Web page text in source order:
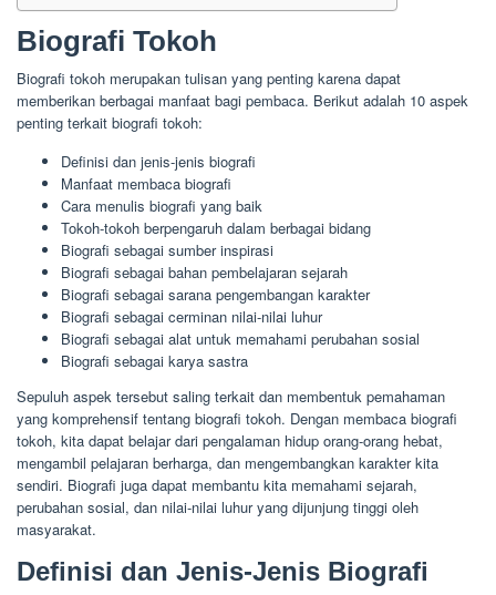
Biografi Tokoh
Biografi tokoh merupakan tulisan yang penting karena dapat
memberikan berbagai manfaat bagi pembaca. Berikut adalah 10 aspek
penting terkait biografi tokoh:
Definisi dan jenis-jenis biografi
Manfaat membaca biografi
Cara menulis biografi yang baik
Tokoh-tokoh berpengaruh dalam berbagai bidang
Biografi sebagai sumber inspirasi
Biografi sebagai bahan pembelajaran sejarah
Biografi sebagai sarana pengembangan karakter
Biografi sebagai cerminan nilai-nilai luhur
Biografi sebagai alat untuk memahami perubahan sosial
Biografi sebagai karya sastra
Sepuluh aspek tersebut saling terkait dan membentuk pemahaman
yang komprehensif tentang biografi tokoh. Dengan membaca biografi
tokoh, kita dapat belajar dari pengalaman hidup orang-orang hebat,
mengambil pelajaran berharga, dan mengembangkan karakter kita
sendiri. Biografi juga dapat membantu kita memahami sejarah,
perubahan sosial, dan nilai-nilai luhur yang dijunjung tinggi oleh
masyarakat.
Definisi dan Jenis-Jenis Biografi